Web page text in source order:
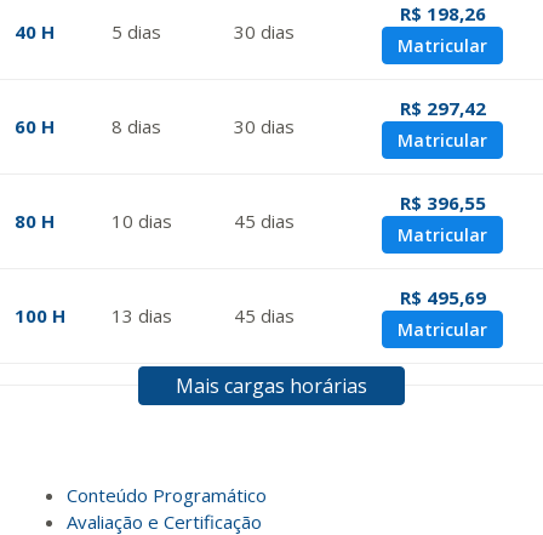
40 H 5 dias 30 dias
R$ 198,26
Matricular
60 H 8 dias 30 dias
R$ 297,42
Matricular
80 H 10 dias 45 dias
R$ 396,55
Matricular
100 H 13 dias 45 dias
R$ 495,69
Matricular
dias 60dias
140 H 18dias 60dias
Mais cargas horárias
Conteúdo Programático
Avaliação e Certificação